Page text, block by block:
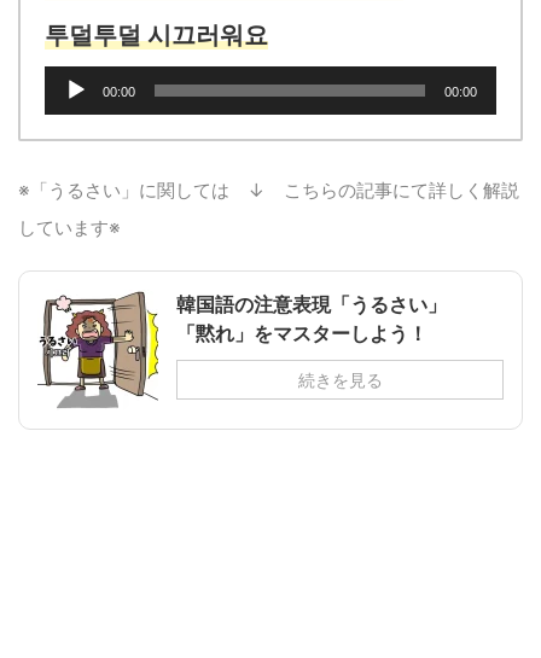
투덜투덜 시끄러워요
ー
ー
00:00 00:00
※「うるさい」に関しては ↓ こちらの記事にて詳しく解説
しています※
韓国語の注意表現「うるさい」
「黙れ」をマスターしよう！
続きを見る